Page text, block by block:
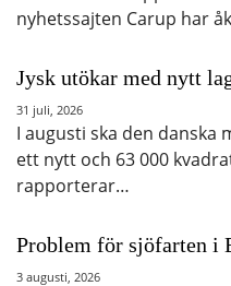
nyhetssajten Carup har
Jysk utökar med nytt
31 juli, 2026
I augusti ska den danska
ett nytt och 63 000
rapporterar…
Problem för sjöfarten i
3 augusti, 2026